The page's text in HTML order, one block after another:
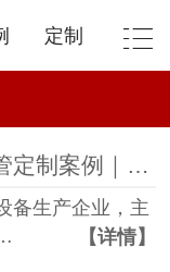
定制
医用不锈钢管定制案例｜管钢强一站式解决医疗床、医用推车管材需求
备生产企业，主
【详情】